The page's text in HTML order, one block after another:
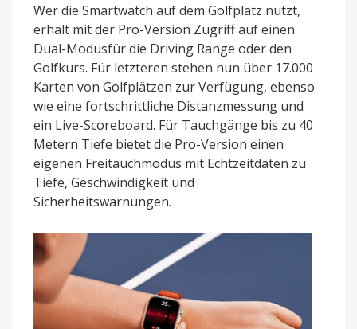
Wer die Smartwatch auf dem Golfplatz nutzt,
erhält mit der Pro-Version Zugriff auf einen
Dual-Modusfür die Driving Range oder den
Golfkurs. Für letzteren stehen nun über 17.000
Karten von Golfplätzen zur Verfügung, ebenso
wie eine fortschrittliche Distanzmessung und
ein Live-Scoreboard. Für Tauchgänge bis zu 40
Metern Tiefe bietet die Pro-Version einen
eigenen Freitauchmodus mit Echtzeitdaten zu
Tiefe, Geschwindigkeit und
Sicherheitswarnungen.